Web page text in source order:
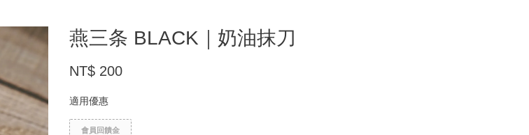
燕三条 BLACK｜奶油抹刀
NT$ 200
適用優惠
會員回饋金